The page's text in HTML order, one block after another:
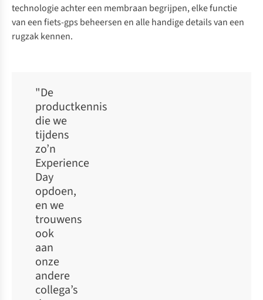
technologie achter een membraan begrijpen, elke functie
van een fiets-gps beheersen en alle handige details van een
rugzak kennen.
"De
productkennis
die we
tijdens
zo’n
Experience
Day
opdoen,
en we
trouwens
ook
aan
onze
andere
collega’s